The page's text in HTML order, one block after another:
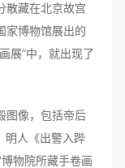
散藏在北京故宫
家博物馆展出的
展”中，就出现了
像，包括帝后
明人《出警入跸
物院所藏手卷画